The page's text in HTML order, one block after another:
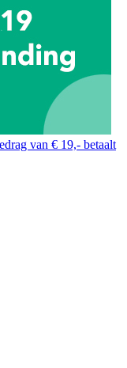
van € 19,- betaalt